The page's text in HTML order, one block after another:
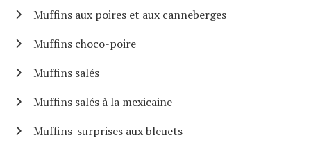
Muffins aux poires et aux canneberges
Muffins choco-poire
Muffins salés
Muffins salés à la mexicaine
Muffins-surprises aux bleuets